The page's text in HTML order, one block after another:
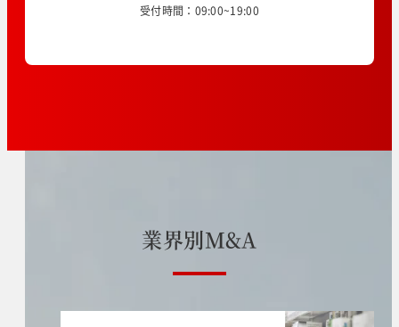
受付時間：09:00~19:00
業界別M&A